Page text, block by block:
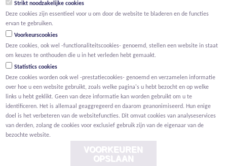
BTW BE 0466.256.432
Strikt noodzakelijke cookies
Deze cookies zijn essentieel voor u om door de website te bladeren en de functies
ervan te gebruiken.
Voorkeurscookies
Deze cookies, ook wel -functionaliteitscookies- genoemd, stellen een website in staat
om keuzes te onthouden die u in het verleden hebt gemaakt.
Statistics cookies
Deze cookies worden ook wel -prestatiecookies- genoemd en verzamelen informatie
over hoe u een website gebruikt, zoals welke pagina's u hebt bezocht en op welke
links u hebt geklikt. Geen van deze informatie kan worden gebruikt om u te
identificeren. Het is allemaal geaggregeerd en daarom geanonimiseerd. Hun enige
doel is het verbeteren van de websitefuncties. Dit omvat cookies van analyseservices
van derden, zolang de cookies voor exclusief gebruik zijn van de eigenaar van de
bezochte website.
VOORKEUREN
OPSLAAN